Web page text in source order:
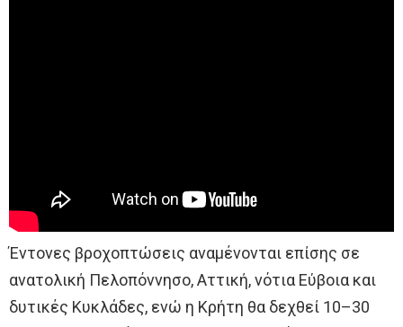
Έντονες βροχοπτώσεις αναμένονται επίσης σε
ανατολική Πελοπόννησο, Αττική, νότια Εύβοια και
δυτικές Κυκλάδες, ενώ η Κρήτη θα δεχθεί 10–30